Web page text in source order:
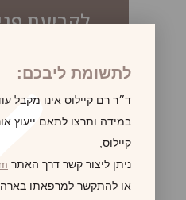
לקביעת
לתשומת ליבכם:
ד״ר רם קיילוס אינו מקבל
במידה ותרצו לתאם ייעוץ
קיילוס,
ניתן ליצור קשר דרך האתר
או להתקשר למרפאתו